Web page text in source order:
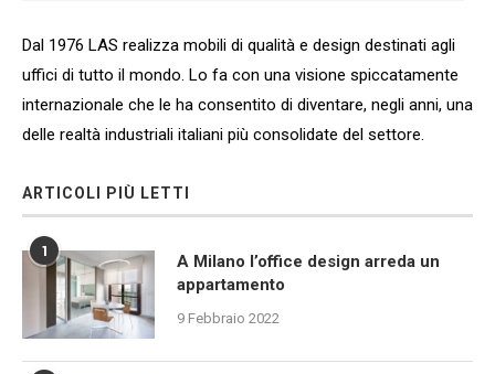
Dal 1976 LAS realizza mobili di qualità e design destinati agli
uffici di tutto il mondo. Lo fa con una visione spiccatamente
internazionale che le ha consentito di diventare, negli anni, una
delle realtà industriali italiani più consolidate del settore.
ARTICOLI PIÙ LETTI
1
A Milano l’office design arreda un
appartamento
9 Febbraio 2022